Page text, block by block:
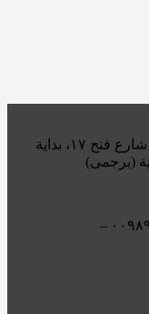
عنوان: إيران ، طهران ، طريق کرج القديم ، شارع فتح ۱۷، بداية
موبایل: ۰۰۹۸۹۱۲۱۲۴۴۵۳۳ – ۰۰۹۸۹۱۲۲۱۴۲۳۷۵ –